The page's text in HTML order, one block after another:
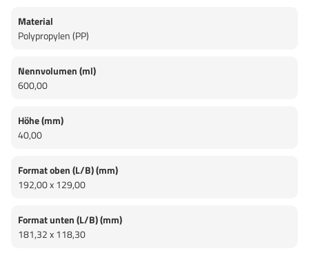
Material
Polypropylen (PP)
Nennvolumen (ml)
600,00
Höhe (mm)
40,00
Format oben (L/B) (mm)
192,00 x 129,00
Format unten (L/B) (mm)
181,32 x 118,30